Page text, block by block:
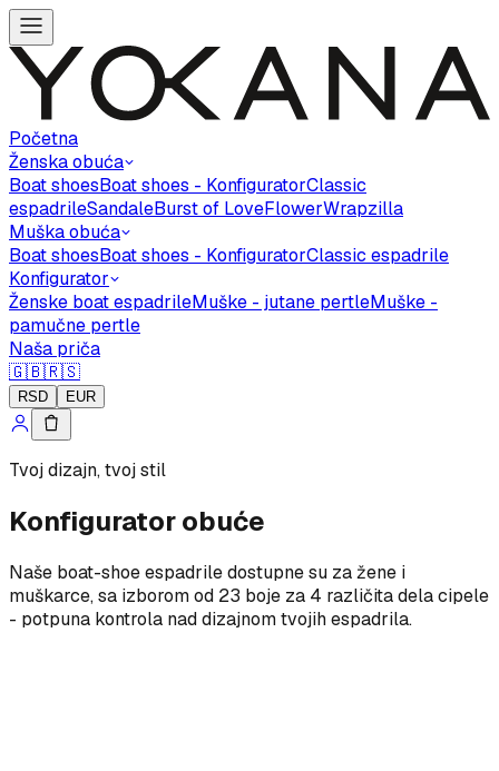
Početna
Ženska obuća
Boat shoesBoat shoes - KonfiguratorClassic
espadrileSandaleBurst of LoveFlowerWrapzilla
Muška obuća
Boat shoesBoat shoes - KonfiguratorClassic espadrile
Konfigurator
Ženske boat espadrileMuške - jutane pertleMuške -
pamučne pertle
Naša priča
🇬🇧🇷🇸
RSD EUR
Tvoj dizajn, tvoj stil
Konfigurator obuće
Naše boat-shoe espadrile dostupne su za žene i
muškarce, sa izborom od 23 boje za 4 različita dela cipele
- potpuna kontrola nad dizajnom tvojih espadrila.